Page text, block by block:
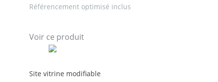
Référencement optimisé inclus
Voir ce produit
Site vitrine modifiable